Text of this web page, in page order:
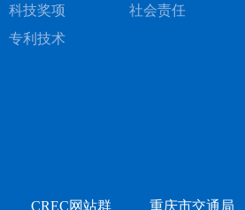
科技奖项
专利技术
社会责任
CREC网站群 重庆市交通局